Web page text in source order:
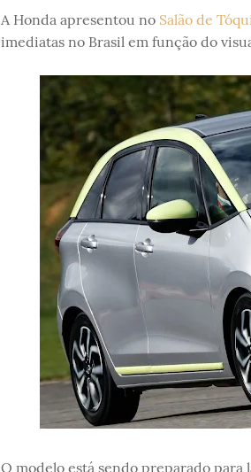
A Honda apresentou no Salão de
imediatas no Brasil em função do
O modelo está sendo preparado para